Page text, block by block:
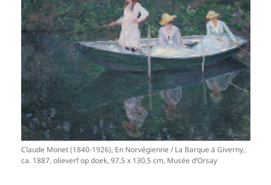
Claude Monet (1840-1926), En Norvégienne / La Barque á Giverny,
ca. 1887, olieverf op doek, 97,5 x 130,5 cm, Musée d’Orsay